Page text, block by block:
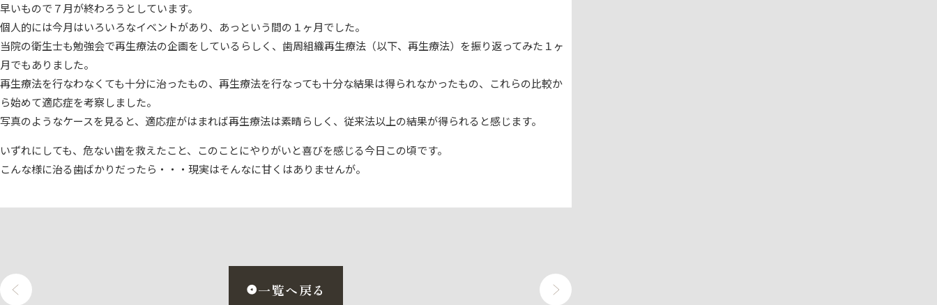
早いもので７月が終わろうとしています。
個人的には今月はいろいろなイベントがあり、あっという間の１ヶ月でした。
当院の衛生士も勉強会で再生療法の企画をしているらしく、歯周組織再生療法（以下、再生療法）を振り返ってみた１ヶ
月でもありました。
再生療法を行なわなくても十分に治ったもの、再生療法を行なっても十分な結果は得られなかったもの、これらの比較か
ら始めて適応症を考察しました。
写真のようなケースを見ると、適応症がはまれば再生療法は素晴らしく、従来法以上の結果が得られると感じます。
いずれにしても、危ない歯を救えたこと、このことにやりがいと喜びを感じる今日この頃です。
こんな様に治る歯ばかりだったら・・・現実はそんなに甘くはありませんが。
一覧へ戻る